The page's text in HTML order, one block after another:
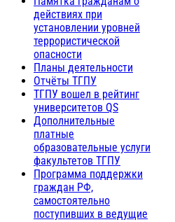
действиях при
установлении уровней
террористической
опасности
Планы деятельности
Отчёты ТГПУ
ТГПУ вошел в рейтинг
университетов QS
Дополнительные
платные
образовательные услуги
факультетов ТГПУ
Программа поддержки
граждан РФ,
самостоятельно
поступивших в ведущие